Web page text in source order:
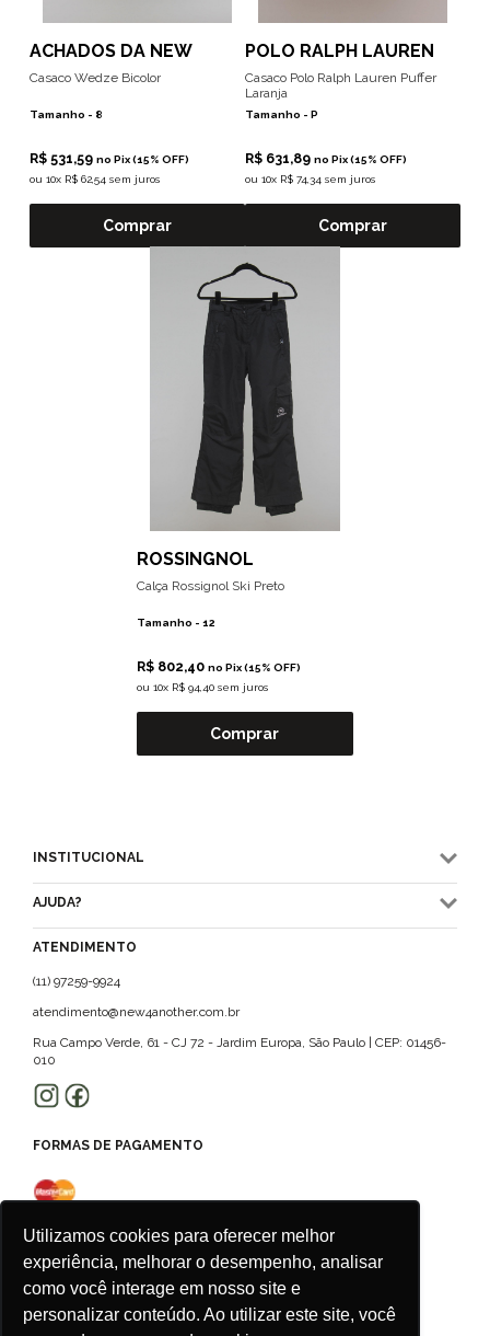
Utilizamos cookies para oferecer melhor
experiência, melhorar o desempenho, analisar
como você interage em nosso site e
personalizar conteúdo. Ao utilizar este site, você
ACHADOS DA NEW
Casaco Wedze Bicolor
Tamanho - 8
R$ 531,59 no Pix (15% OFF)
ou 10x R$ 62,54 sem juros
Comprar
POLO RALPH LAUREN
Casaco Polo Ralph Lauren Puffer
Laranja
Tamanho - P
R$ 631,89 no Pix (15% OFF)
ou 10x R$ 74,34 sem juros
Comprar
ROSSINGNOL
Calça Rossignol Ski Preto
Tamanho -12
R$ 802,40 no Pix (15% OFF)
ou10x R$ 94,40 sem juros
Comprar
INSTITUCIONAL
AJUDA?
ATENDIMENTO
(11) 97259-9924
atendimento@new4another.com.br
Rua Campo Verde, 61 - CJ 72 - Jardim Europa, São Paulo | CEP: 01456-
010
FORMAS DE PAGAMENTO